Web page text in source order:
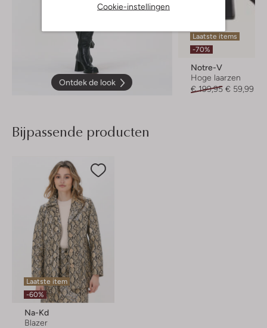
Cookie-instellingen
Ontdek de look
Laatste items
-70%
Notre-V
Hoge laarzen
€ 199,95 € 59,99
Bijpassende producten
Laatste item
-60%
Na-Kd
Blazer